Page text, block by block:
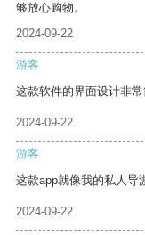
够放心购物。
2024-09-22
游客
这款软件的界面设计非常
2024-09-22
游客
这款app就像我的私人导
2024-09-22